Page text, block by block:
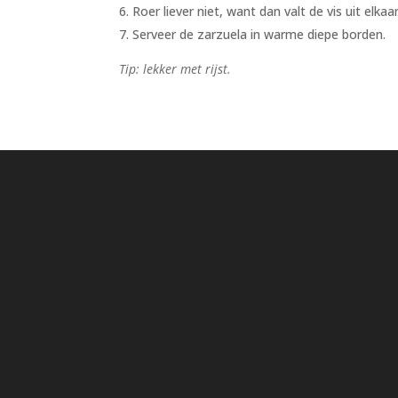
Roer liever niet, want dan valt de vis uit
Serveer de zarzuela in warme diepe borden.
Tip: lekker met rijst.